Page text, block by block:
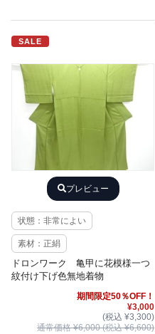
SALE
プレビュー
状態：非常によい
素材：正絹
ドロンワーク 亀甲に花模様一つ
紋付け下げ色無地着物
期間限定50％OFF！
¥3,000
(税込 ¥3,300)
通常価格 ¥6,000 (税込 ¥6,600)